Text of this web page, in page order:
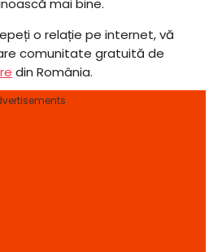
mai bine.
o relație pe internet, vă
comunitate gratuită de
din România.